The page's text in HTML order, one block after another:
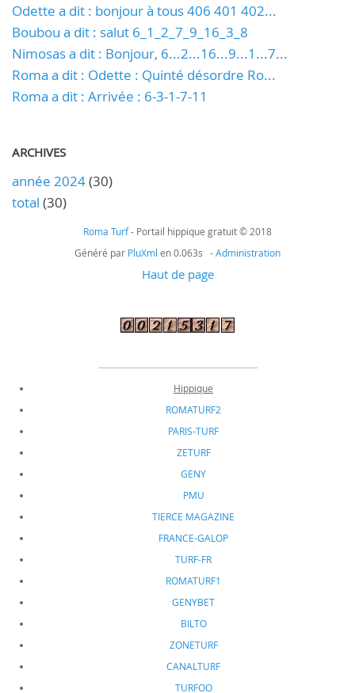
Odette a dit : bonjour à tous 406 401 402...
Boubou a dit : salut 6_1_2_7_9_16_3_8
Nimosas a dit : Bonjour, 6...2...16...9...1...7...
Roma a dit : Odette : Quinté désordre Ro...
Roma a dit : Arrivée : 6-3-1-7-11
ARCHIVES
année 2024(30)
total (30)
Roma Turf- Portail hippique gratuit © 2018
Généré par PluXml en 0.063s -Administration
Haut de page
Hippique
ROMATURF2
PARIS-TURF
ZETURF
GENY
PMU
TIERCE MAGAZINE
FRANCE-GALOP
TURF-FR
ROMATURF1
GENYBET
BILTO
ZONETURF
CANALTURF
TURFOO